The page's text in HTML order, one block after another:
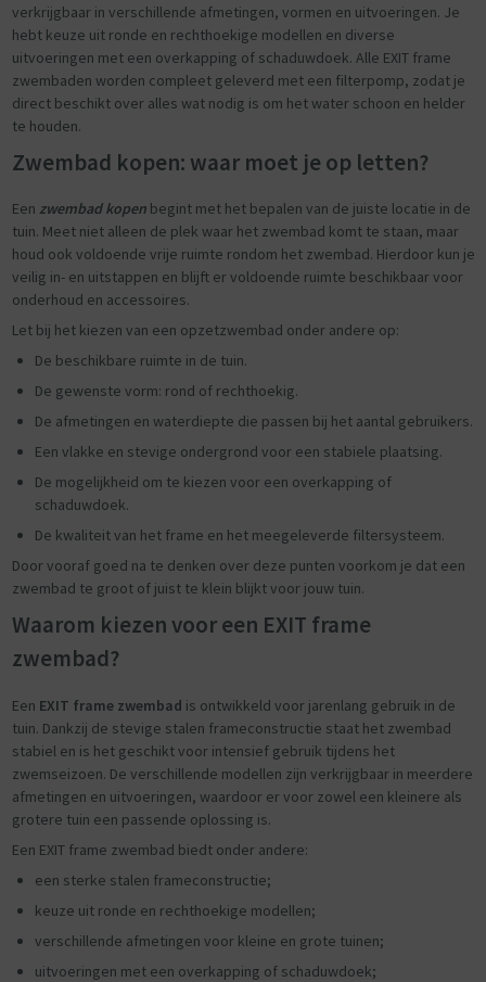
verkrijgbaar in verschillende afmetingen, vormen en uitvoeringen. Je
hebt keuze uit ronde en rechthoekige modellen en diverse
uitvoeringen met een overkapping of schaduwdoek. Alle EXIT frame
zwembaden worden compleet geleverd met een filterpomp, zodat je
direct beschikt over alles wat nodig is om het water schoon en helder
te houden.
Zwembad kopen: waar moet je op letten?
Een zwembad kopenbegint met het bepalen van de juiste locatie in de
tuin. Meet niet alleen de plek waar het zwembad komt te staan, maar
houd ook voldoende vrije ruimte rondom het zwembad. Hierdoor kun je
veilig in- en uitstappen en blijft er voldoende ruimte beschikbaar voor
onderhoud en accessoires.
Let bij het kiezen van een opzetzwembad onder andere op:
De beschikbare ruimte in de tuin.
De gewenste vorm: rond of rechthoekig.
De afmetingen en waterdiepte die passen bij het aantal gebruikers.
Een vlakke en stevige ondergrond voor een stabiele plaatsing.
De mogelijkheid om te kiezen voor een overkapping of
schaduwdoek.
De kwaliteit van het frame en het meegeleverde filtersysteem.
Door vooraf goed na te denken over deze punten voorkom je dat een
zwembad te groot of juist te klein blijkt voor jouw tuin.
Waarom kiezen voor een EXIT frame
zwembad?
Een EXIT frame zwembad is ontwikkeld voor jarenlang gebruik in de
tuin. Dankzij de stevige stalen frameconstructie staat het zwembad
stabiel en is het geschikt voor intensief gebruik tijdens het
zwemseizoen. De verschillende modellen zijn verkrijgbaar in meerdere
afmetingen en uitvoeringen, waardoor er voor zowel een kleinere als
grotere tuin een passende oplossing is.
Een EXIT frame zwembad biedt onder andere:
een sterke stalen frameconstructie;
keuze uit ronde en rechthoekige modellen;
verschillende afmetingen voor kleine en grote tuinen;
uitvoeringen met een overkapping of schaduwdoek;